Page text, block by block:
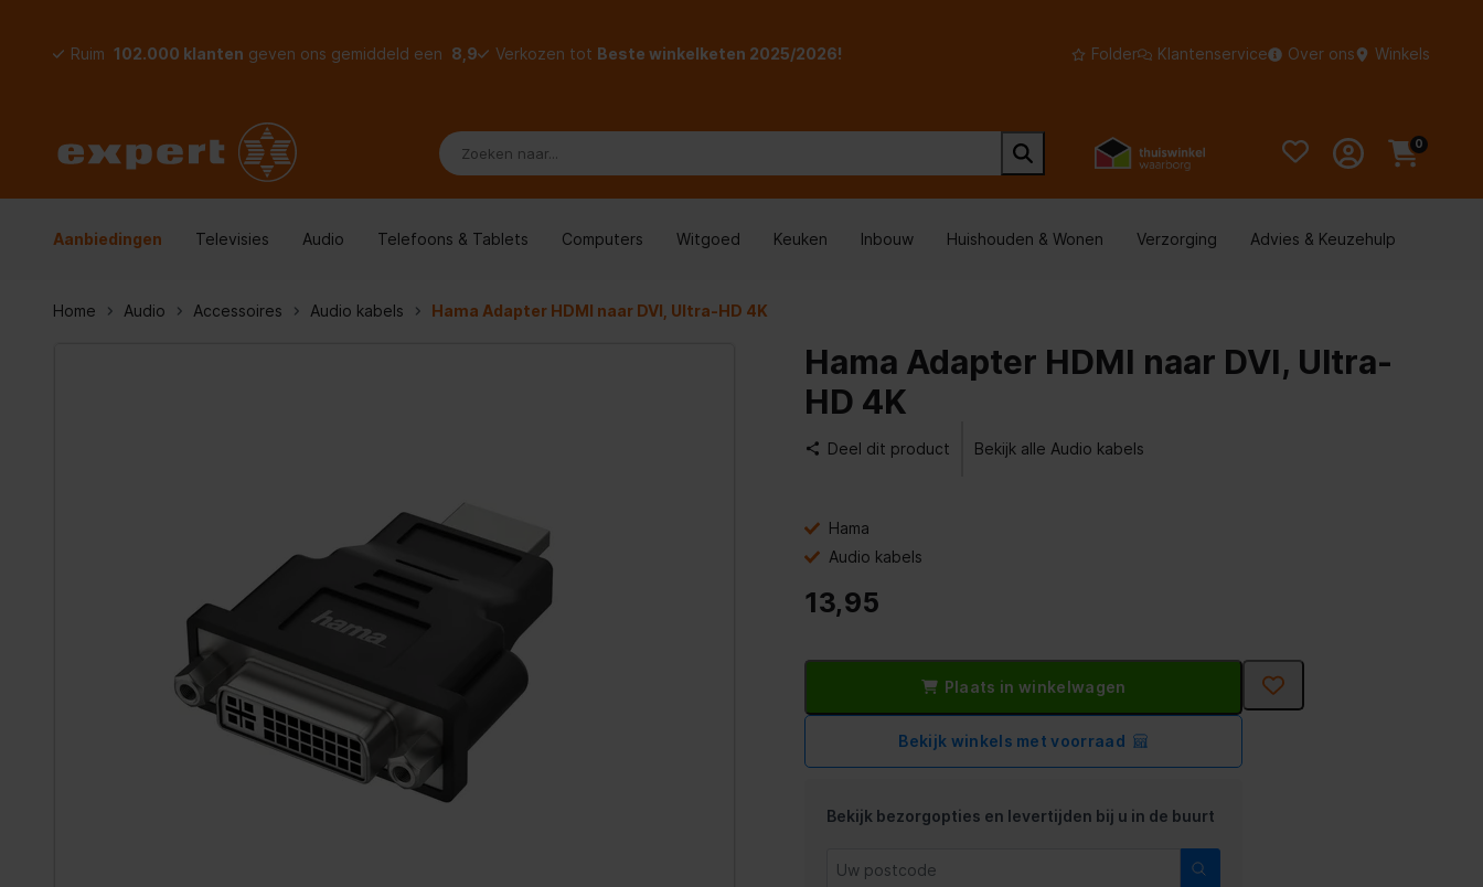
Ruim 102.000 klanten geven ons gemiddeld een 8,9 Verkozen tot Beste winkelketen 2025/2026! Folder Klantenservice Over ons Winkels
0
Aanbiedingen Televisies Audio Telefoons & Tablets Computers Witgoed Keuken Inbouw Huishouden & Wonen Verzorging Advies & Keuzehulp
Home Audio Accessoires Audio kabels Hama Adapter HDMI naar DVI, Ultra-HD 4K
Hama Adapter HDMI naar DVI, Ultra-
HD 4K
Deel dit product Bekijk alle Audio kabels
Hama
Audio kabels
13,95
Plaats in winkelwagen
Bekijk winkels met voorraad
Bekijk bezorgopties en levertijden bij u in de buurt